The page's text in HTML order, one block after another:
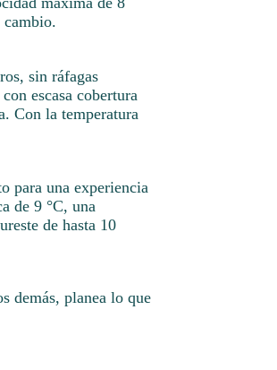
cambio.
sin ráfagas
escasa cobertura
Con la temperatura
para una experiencia
de 9 °C, una
de hasta 10
demás, planea lo que